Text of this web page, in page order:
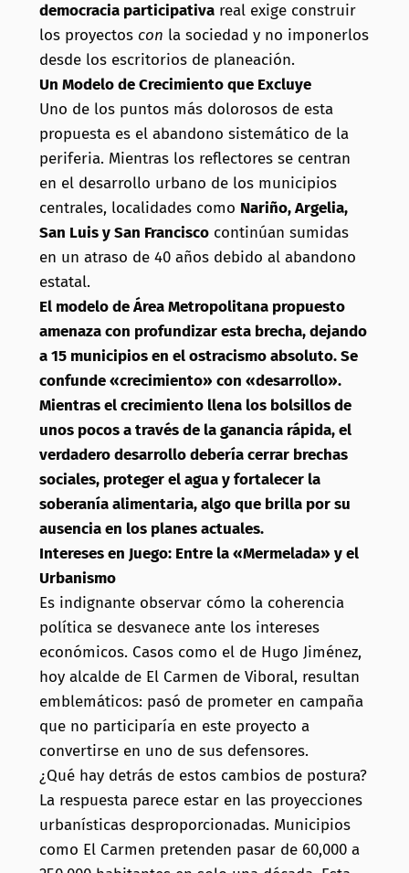
democracia participativareal exige construir
los proyectos con la sociedad y no imponerlos
desde los escritorios de planeación.
Un Modelo de Crecimiento que Excluye
Uno de los puntos más dolorosos de esta
propuesta es el abandono sistemático de la
periferia. Mientras los reflectores se centran
en el desarrollo urbano de los municipios
centrales, localidades como Nariño, Argelia,
San Luis y San Franciscocontinúan sumidas
en un atraso de 40 años debido al abandono
estatal.
El modelo de Área Metropolitana propuesto
amenaza con profundizar esta brecha, dejando
a 15 municipios en el ostracismo absoluto. Se
confunde «crecimiento» con «desarrollo».
Mientras el crecimiento llena los bolsillos de
unos pocos a través de la ganancia rápida, el
verdadero desarrollo debería cerrar brechas
sociales, proteger el agua y fortalecer la
soberanía alimentaria, algo que brilla por su
ausencia en los planes actuales.
Intereses en Juego: Entre la «Mermelada» y el
Urbanismo
Es indignante observar cómo la coherencia
política se desvanece ante los intereses
económicos. Casos como el de Hugo Jiménez,
hoy alcalde de El Carmen de Viboral, resultan
emblemáticos: pasó de prometer en campaña
que no participaría en este proyecto a
convertirse en uno de sus defensores.
¿Qué hay detrás de estos cambios de postura?
La respuesta parece estar en las proyecciones
urbanísticas desproporcionadas. Municipios
como El Carmen pretenden pasar de 60,000 a